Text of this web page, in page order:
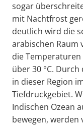
sogar
mit Nachtfrost
deutlich wird die
arabischen Raum
die
über 30 °C.
in dieser Region
Tiefdruckgebiet.
Indischen Ozean
bewegen, werden